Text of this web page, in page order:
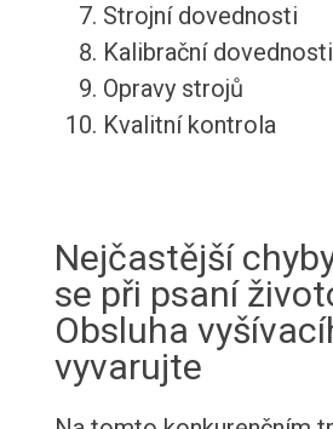
Strojní dovednosti
Kalibrační dovednosti
Opravy strojů
Kvalitní kontrola
Nejčastější
se při psaní
Obsluha
vyvarujte